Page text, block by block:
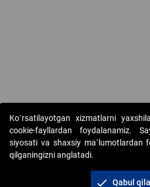
Copyright © 2017-2026. "Elektron
AJ. Barcha huquqlar himoyalangan
Ko`rsatilayotgan xizmatlarni
cookie-fayllardan foydalanamiz.
siyosati va shaxsiy ma`lumotlardan
qilganingizni anglatadi.
check Qabul